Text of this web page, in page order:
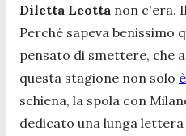
Diletta Leotta non c'era.
Perché sapeva benissimo
pensato di smettere, che
questa stagione non solo
schiena, la spola con
dedicato una lunga